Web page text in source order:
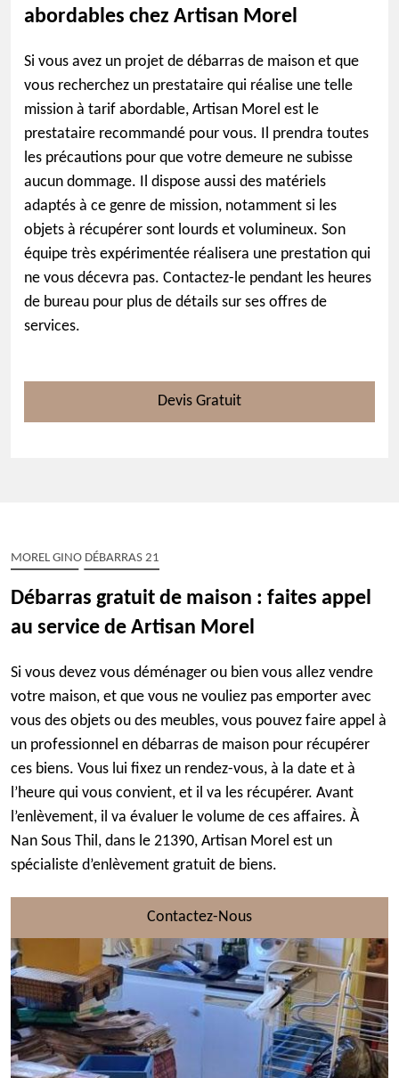
abordables chez Artisan Morel
Si vous avez un projet de débarras de maison et que
vous recherchez un prestataire qui réalise une telle
mission à tarif abordable, Artisan Morel est le
prestataire recommandé pour vous. Il prendra toutes
les précautions pour que votre demeure ne subisse
aucun dommage. Il dispose aussi des matériels
adaptés à ce genre de mission, notamment si les
objets à récupérer sont lourds et volumineux. Son
équipe très expérimentée réalisera une prestation qui
ne vous décevra pas. Contactez-le pendant les heures
de bureau pour plus de détails sur ses offres de
services.
Devis Gratuit
MOREL GINO DÉBARRAS 21
Débarras gratuit de maison : faites appel
au service de Artisan Morel
Si vous devez vous déménager ou bien vous allez vendre
votre maison, et que vous ne vouliez pas emporter avec
vous des objets ou des meubles, vous pouvez faire appel à
un professionnel en débarras de maison pour récupérer
ces biens. Vous lui fixez un rendez-vous, à la date et à
l’heure qui vous convient, et il va les récupérer. Avant
l’enlèvement, il va évaluer le volume de ces affaires. À
Nan Sous Thil, dans le 21390, Artisan Morel est un
spécialiste d’enlèvement gratuit de biens.
Contactez-Nous